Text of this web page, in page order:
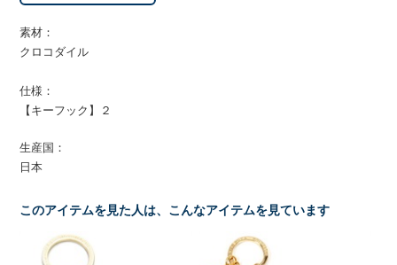
素材：
クロコダイル
仕様：
【キーフック】２
生産国：
日本
このアイテムを見た人は、こんなアイテムを見ています